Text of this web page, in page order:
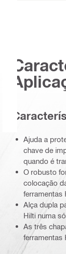
Ajuda a
chave de
quando é
O robusto
colocação
ferramentas
Alça dupla
Hilti numa
As três
ferramentas